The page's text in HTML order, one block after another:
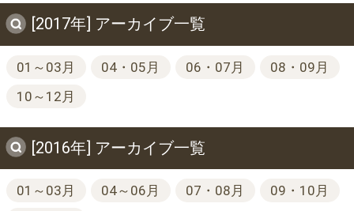
[2017年] アーカイブ一覧
01～03月 04・05月 06・07月
08・09月
10～12月
[2016年] アーカイブ一覧
01～03月 04～06月 07・08月
09・10月